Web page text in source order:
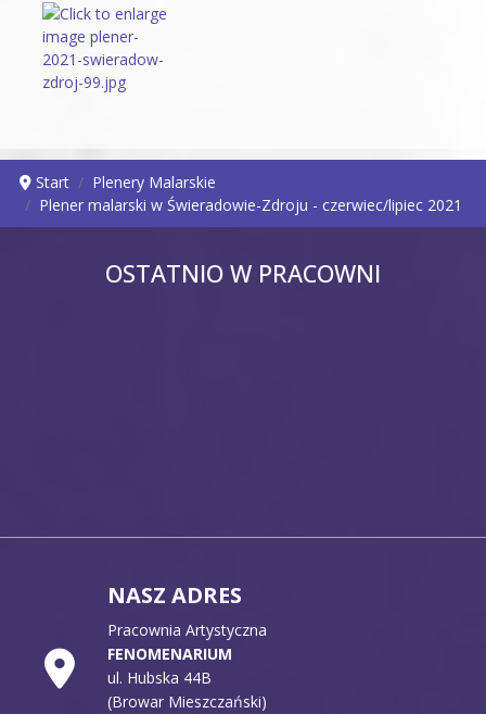
Start
Plenery Malarskie
Plener malarski w Świeradowie-Zdroju - czerwiec/lipiec 2021
OSTATNIO W PRACOWNI
NASZ ADRES
Pracownia Artystyczna
FENOMENARIUM
ul. Hubska 44B
(Browar Mieszczański)